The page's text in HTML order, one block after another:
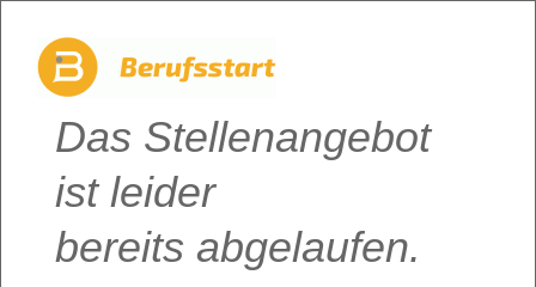
Das Stellenangebot
ist leider
bereits abgelaufen.